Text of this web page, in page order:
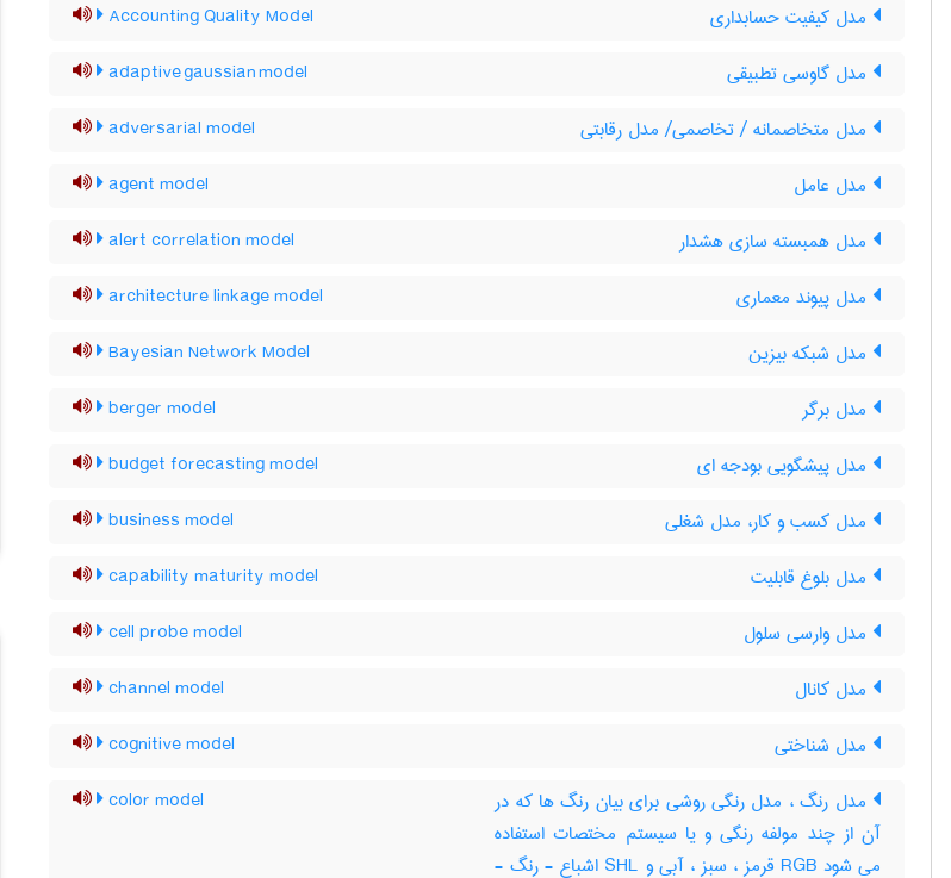
مدل کیفیت حسابداری Accounting Quality Model
مدل گاوسی تطبیقی adaptive gaussian model
مدل متخاصمانه / تخاصمی/ مدل رقابتی adversarial model
مدل عامل agent model
مدل همبسته سازی هشدار alert correlation model
مدل پیوند معماری architecture linkage model
مدل شبکه بیزین Bayesian Network Model
مدل برگر berger model
مدل پیشگویی بودجه ای budget forecasting model
مدل کسب و کار، مدل شغلی business model
مدل بلوغ قابلیت capability maturity model
مدل وارسی سلول cell probe model
مدل کانال channel model
مدل شناختی cognitive model
مدل رنگ ، مدل رنگی روشی برای بیان رنگ ها که در
آن از چند مولفه رنگی و یا سیستم مختصات استفاده
می شود RGB قرمز ، سبز ، آبی و SHL اشباع - رنگ -
color model